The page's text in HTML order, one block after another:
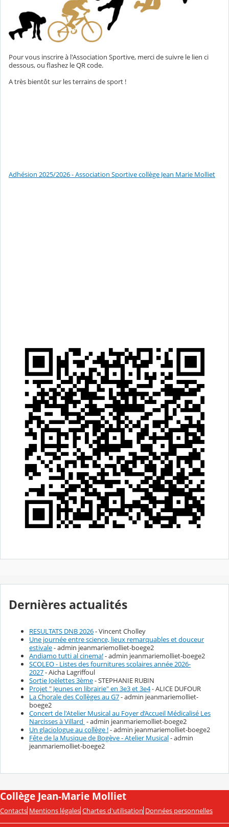
Pour vous inscrire à l'Association Sportive, merci de suivre le lien ci
dessous, ou flashez le QR code.
A très bientôt sur les terrains de sport !
Adhésion 2025/2026 - Association Sportive collège Jean Marie Molliet
Dernières actualités
RESULTATS DNB 2026- Vincent Cholley
Une journée entre science, lieux remarquables et douceur
estivale- admin jeanmariemolliet-boege2
Andiamo tutti al cinema!- admin jeanmariemolliet-boege2
SCOLEO - Listes des fournitures scolaires année 2026-
2027- Aicha Lagriffoul
Sortie Joëlettes 3ème- STEPHANIE RUBIN
Projet " Jeunes en librairie" en 3e3 et 3e4- ALICE DUFOUR
La Chorale des Collèges au G7- admin jeanmariemolliet-
boege2
Concert de l'Atelier Musical au Foyer d’Accueil Médicalisé Les
Narcisses à Villard - admin jeanmariemolliet-boege2
Un glaciologue au collège !- admin jeanmariemolliet-boege2
Fête de la Musique de Bogève - Atelier Musical- admin
jeanmariemolliet-boege2
Collège Jean-Marie Molliet
Contacts Mentions légales Chartes d'utilisation Données personnelles